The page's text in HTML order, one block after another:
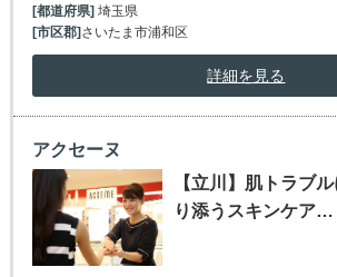
[都道府県] 埼玉県
[市区郡] さいたま市浦和区
詳細を見る
アクセーヌ
【立川】肌トラブ
り添うスキンケア…